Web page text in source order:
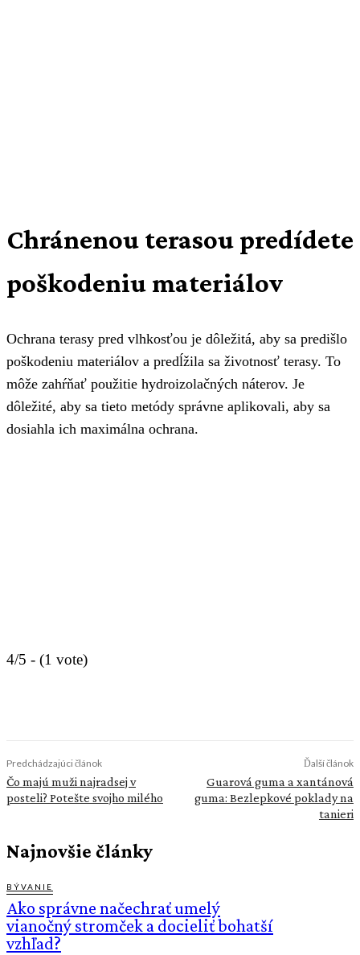
Chránenou terasou predídete
poškodeniu materiálov
Ochrana terasy pred vlhkosťou je dôležitá, aby sa predišlo
poškodeniu materiálov a predĺžila sa životnosť terasy. To
môže zahŕňať použitie hydroizolačných náterov. Je
dôležité, aby sa tieto metódy správne aplikovali, aby sa
dosiahla ich maximálna ochrana.
4/5 - (1 vote)
Predchádzajúci článok
Čo majú muži najradsej v
posteli? Potešte svojho milého
Ďalší článok
Guarová guma a xantánová
guma: Bezlepkové poklady na
tanieri
Najnovšie články
BÝVANIE
Ako správne načechrať umelý
vianočný stromček a docieliť bohatší
vzhľad?